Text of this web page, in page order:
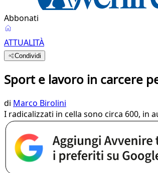
Abbonati
ATTUALITÀ
Condividi
Sport e lavoro in carcere
di Marco Birolini
I radicalizzati in cella sono circa 600, in